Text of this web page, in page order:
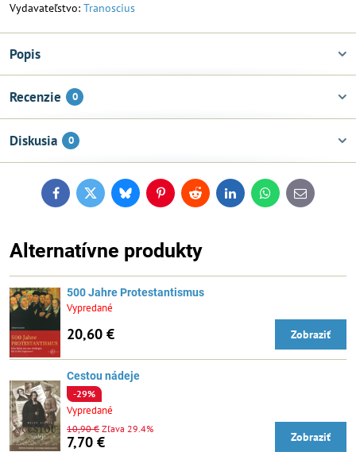
Vydavateľstvo: Tranoscius
Popis
Recenzie 0
Diskusia 0
FacebookTwitterBlueskyPinterestReddit LinkedInWhatsApp
E-
mail
Alternatívne produkty
500 Jahre Protestantismus
Vypredané
20,60 € Zobraziť
Cestou nádeje
-29%
Vypredané
7,70 €
10,90 € Zľava 29.4%
Zobraziť